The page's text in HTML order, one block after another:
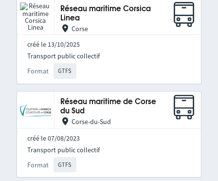
Réseau maritime Corsica
Linea
Corse
créé le 13/10/2025
Format GTFS
Transport public collectif
Réseau maritime de Corse
du Sud
Corse-du-Sud
créé le 07/08/2023
Format GTFS
Transport public collectif